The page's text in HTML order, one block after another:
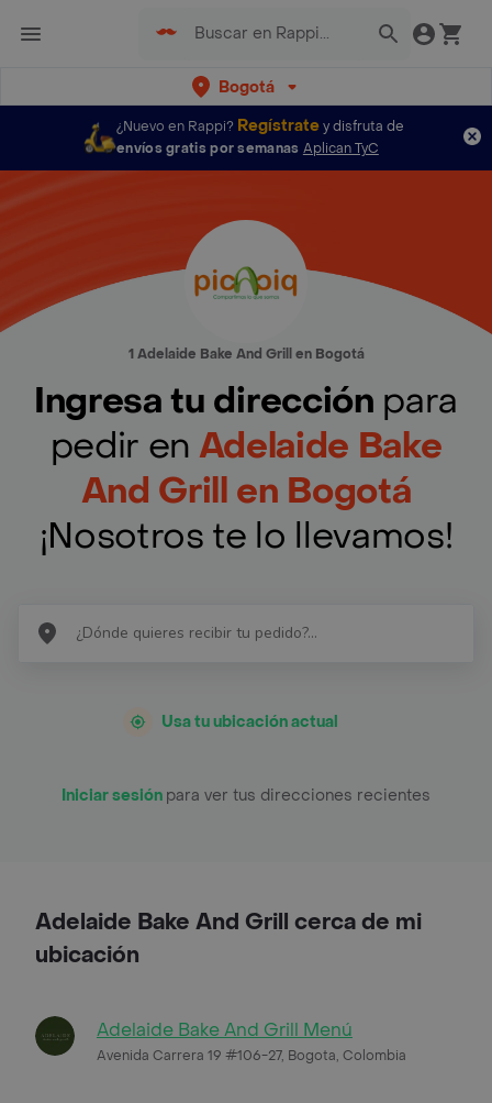
Bogotá
¿Nuevo en Rappi? Regístratey disfruta de
envíos gratis por semanas Aplican TyC
1 Adelaide Bake And Grill en Bogotá
Ingresa tu dirección para
pedir en Adelaide Bake
And Grill en Bogotá
¡Nosotros te lo llevamos!
Usa tu ubicación actual
Iniciar sesión para ver tus direcciones recientes
Adelaide Bake And Grill cerca de mi
ubicación
Adelaide Bake And Grill Menú
Avenida Carrera 19 #106-27, Bogota, Colombia